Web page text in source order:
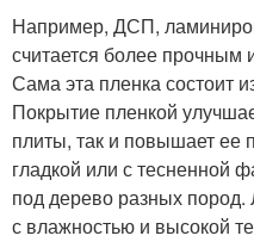
Например, ДСП,
считается более прочным
Сама эта пленка состоит
Покрытие пленкой
плиты, так и повышает
гладкой или с тесненной
под дерево разных
с влажностью и высокой